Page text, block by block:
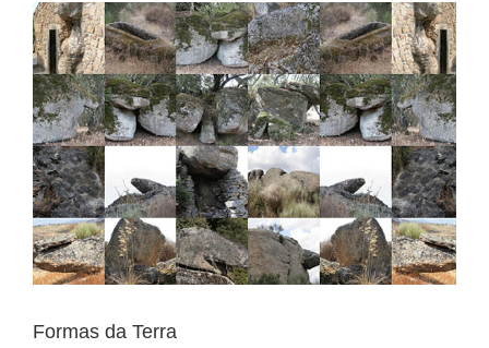
View
Larger
Image
Formas da Terra